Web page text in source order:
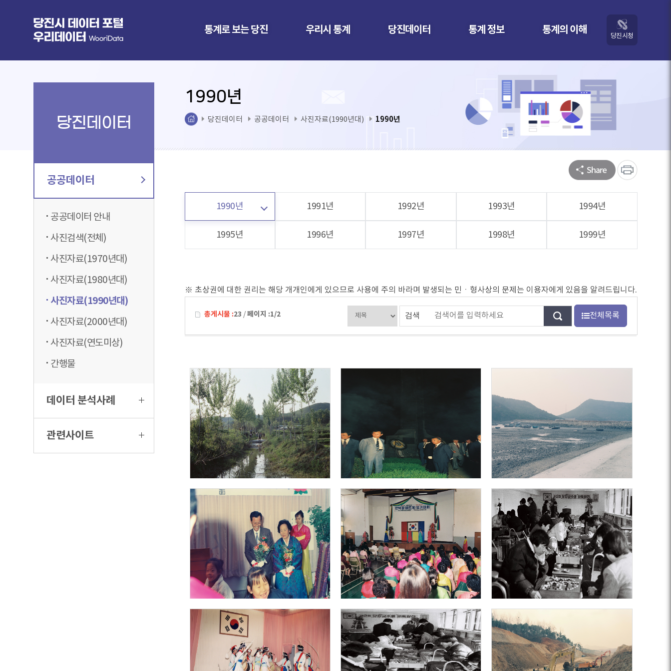
통계로 보는 당진 우리시 통계 당진데이터 통계 정보 통계의 이해
당진시청
1990년
당진데이터 공공데이터 사진자료(1990년대) 1990년
당진데이터
공공데이터
공공데이터 안내
사진검색(전체)
사진자료(1970년대)
사진자료(1980년대)
사진자료(1990년대)
사진자료(2000년대)
사진자료(연도미상)
간행물
데이터 분석사례
관련사이트
1990년 1991년 1992년 1993년 1994년
1995년 1996년 1997년 1998년 1999년
※ 초상권에 대한 권리는 해당 개개인에게 있으므로 사용에 주의 바라며 발생되는 민ㆍ형사상의 문제는 이용자에게 있음을 알려드립니다.
총게시물 :23 /페이지 :1/2 검색 전체목록